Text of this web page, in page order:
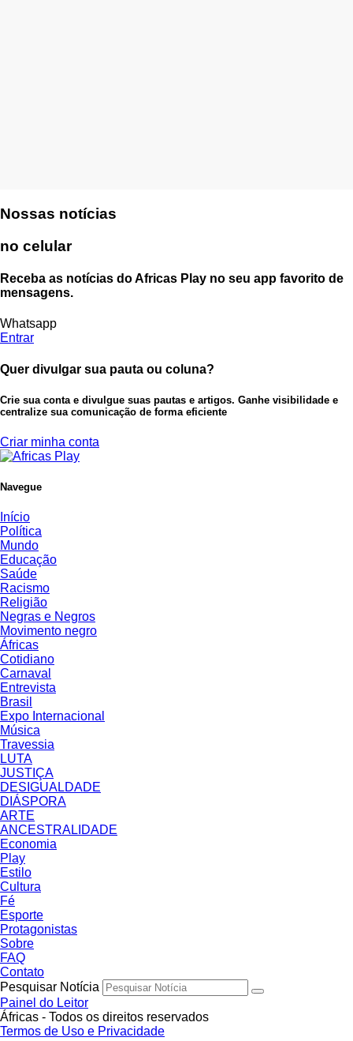
Nossas notícias
no celular
Receba as notícias do Africas Play no seu app favorito de
mensagens.
Whatsapp
Entrar
Quer divulgar sua pauta ou coluna?
Crie sua conta e divulgue suas pautas e artigos. Ganhe visibilidade e
centralize sua comunicação de forma eficiente
Criar minha conta
Navegue
Início
Política
Mundo
Educação
Saúde
Racismo
Religião
Negras e Negros
Movimento negro
Áfricas
Cotidiano
Carnaval
Entrevista
Brasil
Expo Internacional
Música
Travessia
LUTA
JUSTIÇA
DESIGUALDADE
DIÁSPORA
ARTE
ANCESTRALIDADE
Economia
Play
Estilo
Cultura
Fé
Esporte
Protagonistas
Sobre
FAQ
Contato
Pesquisar Notícia
Painel do Leitor
Áfricas - Todos os direitos reservados
Termos de Uso e Privacidade